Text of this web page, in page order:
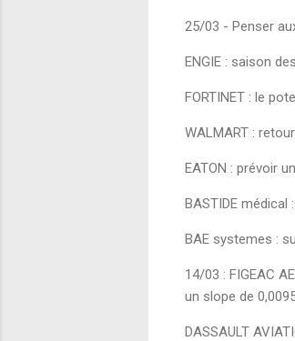
25/03 - Penser
ENGIE : saison
FORTINET : le
WALMART :
EATON : prévoir
BASTIDE
BAE systemes :
14/03 : FIGEAC
un slope de
DASSAULT